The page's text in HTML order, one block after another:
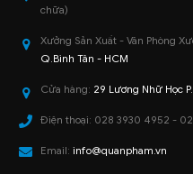
chữa)
Xưởng Sản Xuất - Văn Phòng
Q.Bình Tân - HCM
Cửa hàng: 29 Lương Nhữ Học
Điện thoại: 028 3930 4952 -
Email: info@quanpham.vn